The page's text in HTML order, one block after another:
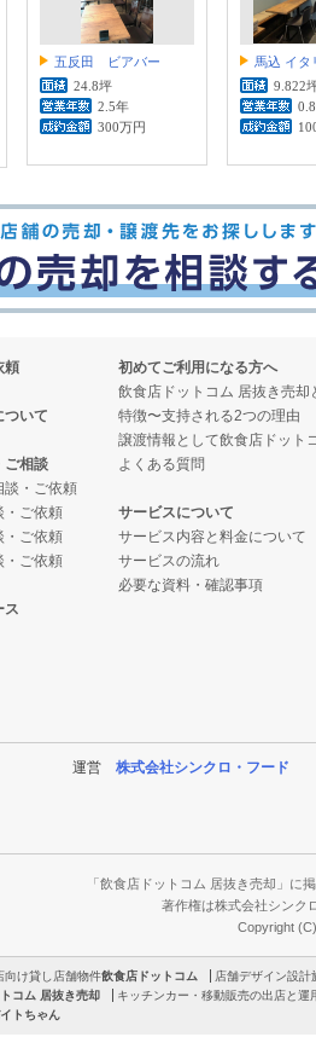
五反田 ビアバー
24.8坪
2.5年
300万円
馬込 イタ
9.822
頼
ついて
ご相談
談・ご依頼
・ご依頼
・ご依頼
・ご依頼
ス
初めてご利用になる方へ
飲食店ドットコム 居抜き売却
特徴〜支持される2つの理由
譲渡情報として飲食店ドット
よくある質問
サービスについて
サービス内容と料金について
サービスの流れ
必要な資料・確認事項
運営 株式会社シンクロ・フード
「飲食店ドットコム 居抜き売却」に
著作権は株式会社シンク
Copyright
向け貸し店舗物件飲食店ドットコム 店舗デザイン設計
コム 居抜き売却 キッチンカー・移動販売の出店と運
トちゃん